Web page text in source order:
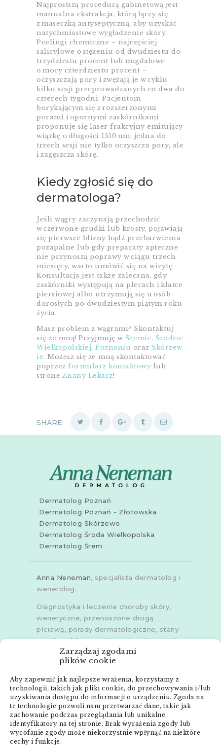
Zarządzaj zgodami
plików cookie
Aby zapewnić jak najlepsze wrażenia, korzystamy z
technologii, takich jak pliki cookie, do przechowywania i/lub
uzyskiwania dostępu do informacji o urządzeniu. Zgoda na
te technologie pozwoli nam przetwarzać dane, takie jak
zachowanie podczas przeglądania lub unikalne
identyfikatory na tej stronie. Brak wyrażenia zgody lub
wycofanie zgody może niekorzystnie wpłynąć na niektóre
cechy i funkcje.
Najprostszą procedurą gabinetową jest
manualna ekstrakcja, którą łączy się
z maseczką antyseptyczną, aby uzyskać
natychmiastowe wygładzenie skóry.
Peelingi chemiczne – najczęściej
salicylowe o stężeniu od dwudziestu do
trzydziestu procent lub migdałowe
o mocy czterdziestu procent –
oczyszczają pory i zwężają je w cyklu
kilku sesji przeprowadzanych co dwa do
czterech tygodni. Pacjentom
borykającym się z rozszerzonymi
porami i opornymi zaskórnikami
proponuje się laser frakcyjny emitujący
wiązkę o długości 1550 nm; jedna do
trzech sesji nie tylko oczyszcza pory, ale
i zagęszcza skórę.
Kiedy zgłosić się do
dermatologa?
Jeśli wągry zaczynają przechodzić
w czerwone grudki lub krosty, pojawiają
się pierwsze blizny bądź przebarwienia
pozapalne lub gdy preparaty apteczne
nie przynoszą poprawy w ciągu trzech
miesięcy, warto umówić się na wizytę.
Konsultacja jest także zalecana, gdy
zaskórniki występują na plecach i klatce
piersiowej albo utrzymują się u osób
dorosłych po dwudziestym piątym roku
życia.
Masz problem z wągrami? Skontaktuj
się ze mną! Przyjmuję w Śremie, Środzie
Wielkopolskiej, Poznaniu oraz Skórzew
ie. Możesz się ze mną skontaktować
poprzez formularz kontaktowy lub
stronę Znany Lekarz!
SHARE:
Dermatolog Poznań
Dermatolog Poznań - Złotowska
Dermatolog Skórzewo
Dermatolog Środa Wielkopolska
Dermatolog Śrem
Anna Neneman, specjalista dermatolog i
wenerolog.
Diagnostyka i leczenie choroby skóry,
weneryczne, przenoszone drogą
płciową, porady dermatologiczne, stany
zapalne skóry, grzybice, choroby włosów,
dermoskopia, trichoskopia, u dorosłych i
dzieci.
Gabinety wPoznaniu,Poznaniu -
Złotowska,Skórzewie,Środzie
WielkopolskiejiŚremie
Menu:
Strona główna